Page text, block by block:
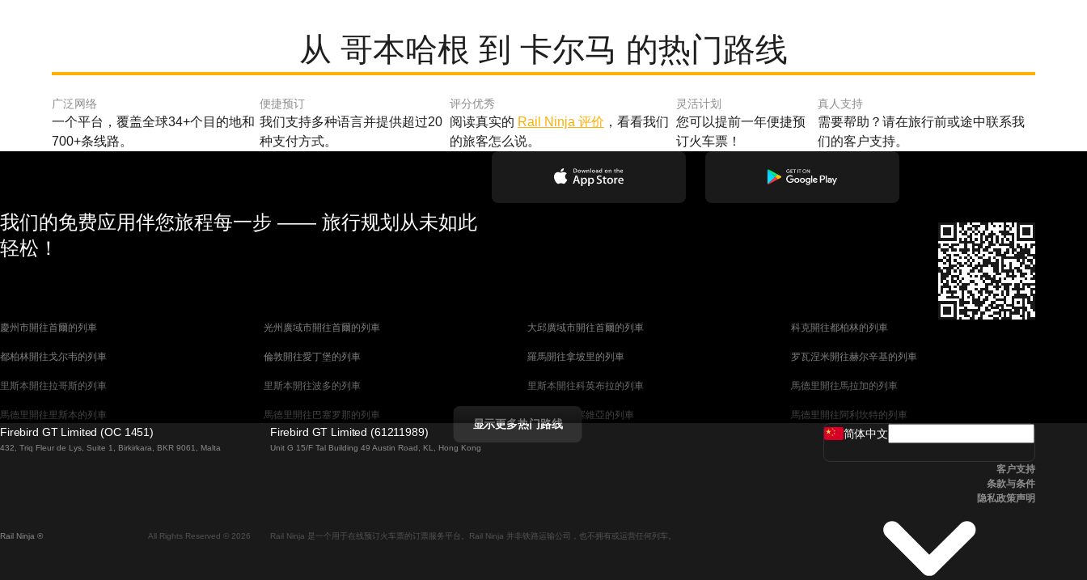
从 哥本哈根 到 卡尔马 的热门路线
广泛网络
一个平台，覆盖全球34+个目的地和
700+条线路。
便捷预订
我们支持多种语言并提供超过20
种支付方式。
评分优秀
阅读真实的 Rail Ninja 评价 ，看看我们
的旅客怎么说。
灵活计划
您可以提前一年便捷预
订火车票！
真人支持
需要帮助？请在旅行前或途中联系我
们的客户支持。
我们的免费应用伴您旅程每一步 —— 旅行规划从未如此
轻松！
慶州市開往首爾的列車 光州廣域市開往首爾的列車 大邱廣域市開往首爾的列車 科克開往都柏林的列車
都柏林開往戈尔韦的列車 倫敦開往愛丁堡的列車 羅馬開往拿坡里的列車 罗瓦涅米開往赫尔辛基的列車
里斯本開往拉哥斯的列車 里斯本開往波多的列車 里斯本開往科英布拉的列車 馬德里開往馬拉加的列車
馬德里開往里斯本的列車 馬德里開往巴塞罗那的列車 馬德里開往塞維亞的列車 馬德里開往阿利坎特的列車
馬拉加開往馬德里的列車 巴塞罗那開往馬德里的列車 巴塞罗那開往馬拉加的列車
维也纳開往布拉格的列車 首爾開往蔚山廣域市的列車 首爾開往大邱廣域市的列車
哥德堡開往斯德哥爾摩的列車
显示更多热门路线
Firebird GT Limited (OC 1451)
432, Triq Fleur de Lys, Suite 1, Birkirkara, BKR 9061, Malta
Firebird GT Limited (61211989)
Unit G 15/F Tal Building 49 Austin Road, KL, Hong Kong
Rail Ninja ® All Rights Reserved © 2026 Rail Ninja 是一个用于在线预订火车票的订票服务平台。Rail Ninja 并非铁路运输公司，也不拥有或运营任何列车。
简体中文
客户支持
条款与条件
隐私政策声明